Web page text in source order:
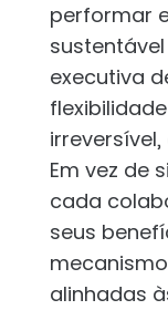
performar
executiva
Em vez de
cada
seus
alinhadas